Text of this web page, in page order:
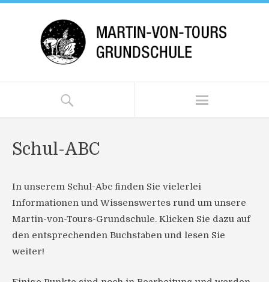
Schul-ABC
In unserem Schul-Abc finden Sie vielerlei
Informationen und Wissenswertes rund um unsere
Martin-von-Tours-Grundschule. Klicken Sie dazu auf
den entsprechenden Buchstaben und lesen Sie
weiter!